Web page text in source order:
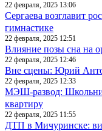
22 февраля, 2025 13:06
Сергаева возглавит
гимнастике
22 февраля, 2025 12:51
Влияние позы сна на
22 февраля, 2025 12:46
Вне сцены: Юрий
22 февраля, 2025 12:33
МЭШ-развод:
квартиру
22 февраля, 2025 11:55
ДТП в Мичуринске: